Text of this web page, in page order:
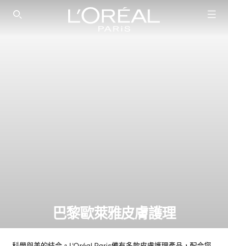
SEARCH THIS SITE
巴黎歐萊雅皮膚護理